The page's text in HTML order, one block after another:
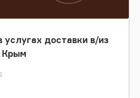
услугах доставки в/из
Крым